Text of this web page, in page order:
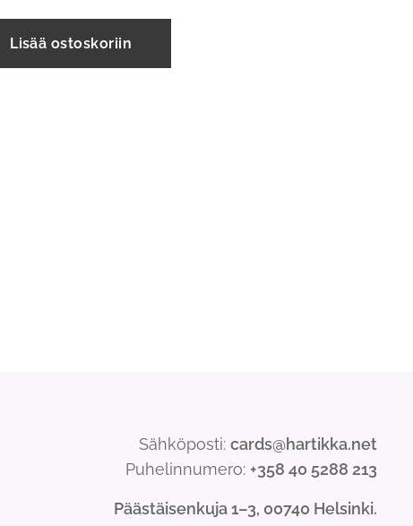
Lisää ostoskoriin
Sähköposti: cards@hartikka.net
Puhelinnumero: +358 40 5288 213
Päästäisenkuja 1–3, 00740 Helsinki.